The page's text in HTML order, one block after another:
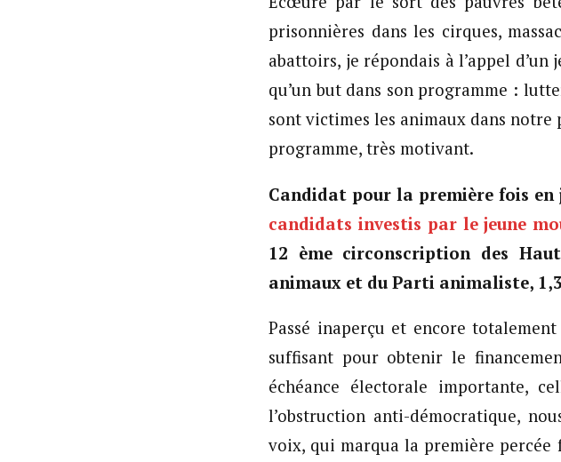
prisonnières dans les cirques,
abattoirs, je répondais à l’appel
qu’un but dans son programme :
sont victimes les animaux dans
programme, très motivant.
Candidat pour la première fois
candidats investis par le jeune
12 ème circonscription des
animaux et du Parti animaliste,
Passé inaperçu et encore
suffisant pour obtenir le
échéance électorale importante,
l’obstruction anti-démocratique,
voix, qui marqua la première